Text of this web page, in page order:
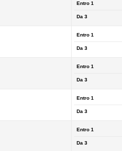
Entro 1
Da 3
Entro 1
Da 3
Entro 1
Da 3
Entro 1
Da 3
Entro 1
Da 3